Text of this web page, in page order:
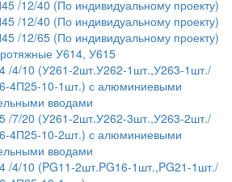
/12/40 (По индивидуальному проекту)
/12/40 (По индивидуальному проекту)
/12/65 (По индивидуальному проекту)
У614, У615
/4/10 (У261-2шт.У262-1шт.,У263-1шт./
4П25-10-1шт.) с алюминиевыми
вводами
/7/20 (У261-2шт.У262-3шт.,У263-2шт./
4П25-10-2шт.) с алюминиевыми
вводами
/4/10 (PG11-2шт.PG16-1шт.,PG21-1шт./